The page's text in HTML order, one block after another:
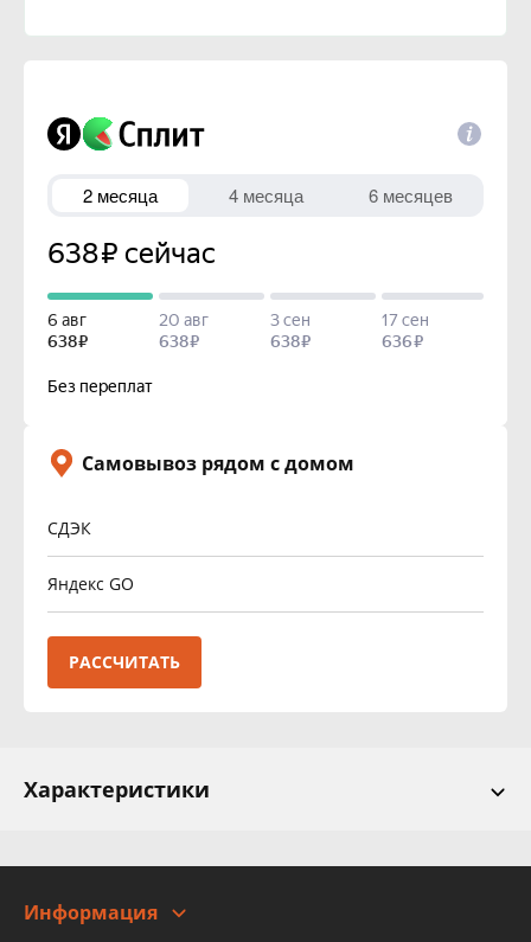
Самовывоз рядом с домом
СДЭК
Яндекс GO
РАССЧИТАТЬ
Характеристики
Информация